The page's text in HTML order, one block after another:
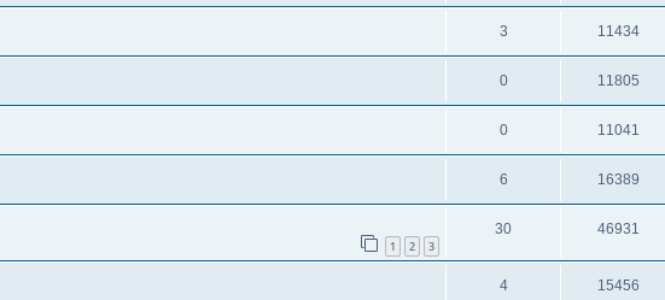
3 11434
0 11805
0 11041
6 16389
1 2 3
30 46931
4 15456